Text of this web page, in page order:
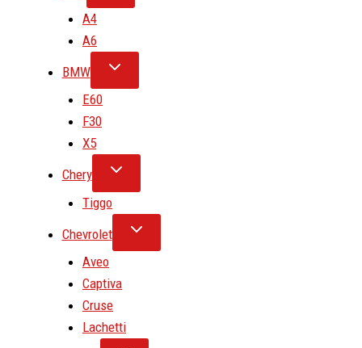
A4
A6
BMW
E60
F30
X5
Chery
Tiggo
Chevrolet
Aveo
Captiva
Cruse
Lachetti